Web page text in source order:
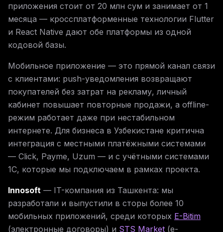
приложения стоит от 20 млн сум и занимает от 1
месяца — кроссплатформенные технологии Flutter
и React Native дают обе платформы из одной
кодовой базы.
Мобильное приложение — это прямой канал связи
с клиентами: push-уведомления возвращают
покупателей без затрат на рекламу, личный
кабинет повышает повторные продажи, а offline-
режим работает даже при нестабильном
интернете. Для бизнеса в Узбекистане критична
интеграция с местными платёжными системами
— Click, Payme, Uzum — и с учётными системами
1С, которые мы подключаем в рамках проекта.
Innosoft — IT-компания из Ташкента: мы
разработали и выпустили в сторы более 10
мобильных приложений, среди которых E-Bitim
(электронные договоры) и STS Market (e-